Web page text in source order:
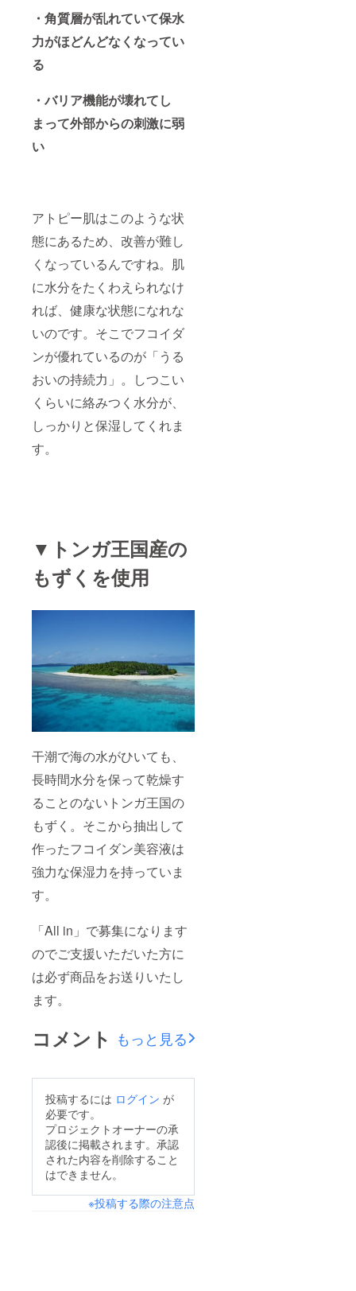
・角質層が乱れていて保水
力がほどんどなくなってい
る
・バリア機能が壊れてし
まって外部からの刺激に弱
い
アトピー肌はこのような状
態にあるため、改善が難し
くなっているんですね。肌
に水分をたくわえられなけ
れば、健康な状態になれな
いのです。そこでフコイダ
ンが優れているのが「うる
おいの持続力」。しつこい
くらいに絡みつく水分が、
しっかりと保湿してくれま
す。
▼トンガ王国産の
もずくを使用
干潮で海の水がひいても、
長時間水分を保って乾燥す
ることのないトンガ王国の
もずく。そこから抽出して
作ったフコイダン美容液は
強力な保湿力を持っていま
す。
「All in」で募集になります
のでご支援いただいた方に
は必ず商品をお送りいたし
ます。
コメント もっと見る
投稿するには ログイン が
必要です。
プロジェクトオーナーの承
認後に掲載されます。承認
された内容を削除すること
はできません。
※投稿する際の注意点